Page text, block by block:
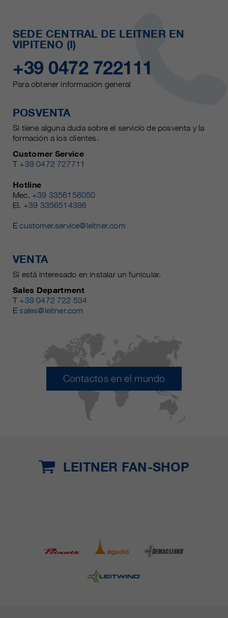
SEDE CENTRAL DE LEITNER EN
VIPITENO (I)
+39 0472 722111
Para obtener información general
POSVENTA
Si tiene alguna duda sobre el servicio de posventa y la
formación a los clientes.
Customer Service
T +39 0472 727711
Hotline
Mec. +39 3356156050
El. +39 3356514386
Ecustomer.service@leitner.com
VENTA
Si está interesado en instalar un funicular.
Sales Department
T +39 0472 722 534
Esales@leitner.com
Contactos en el mundo
LEITNER FAN-SHOP